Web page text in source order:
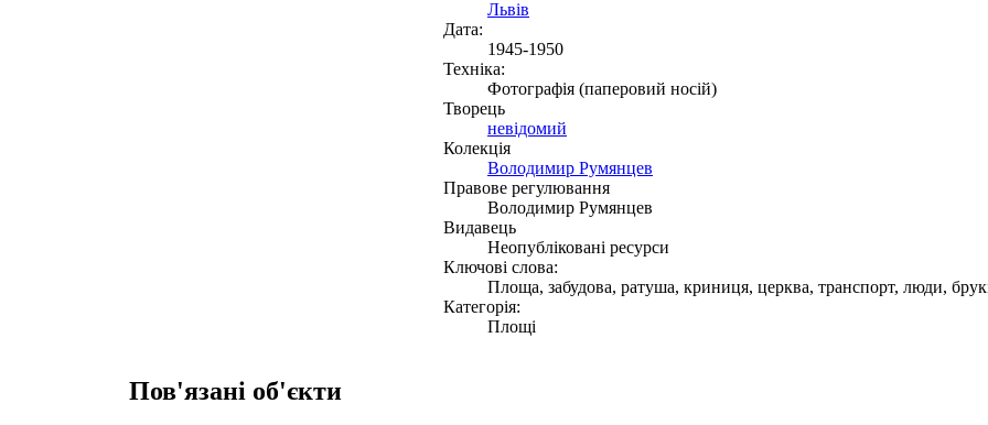
Львів
Дата:
1945-1950
Техніка:
Фотографія (паперовий носій)
Творець
невідомий
Колекція
Володимир Румянцев
Правове регулювання
Володимир Румянцев
Видавець
Неопубліковані ресурси
Ключові слова:
Площа, забудова, ратуша, криниця, церква, транспорт, люди,
Категорія:
Площі
Пов'язані об'єкти